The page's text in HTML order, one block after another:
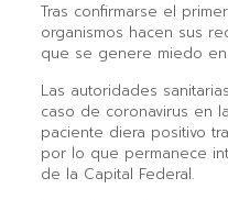
Tras confirmarse el
organismos hacen sus
que se genere miedo
Las autoridades
caso de coronavirus en
paciente diera positivo
por lo que permanece
de la Capital Federal.